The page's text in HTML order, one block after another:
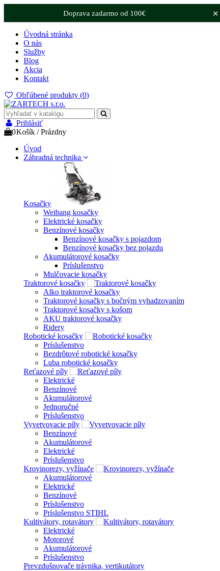
×
Doprava zadarmo od 100€
Úvodná stránka
O nás
Služby
Blog
Akcia
Kontakt
Obľúbené produkty (0)
Prihlásiť
0Košík /Prázdny
Úvod
Záhradná technika
Kosačky
Weibang kosačky
Elektrické kosačky
Benzínové kosačky
Benzínové kosačky s pojazdom
Benzínové kosačky bez pojazdu
Akumulátorové kosačky
Príslušenstvo
Mulčovacie kosačky
Traktorové kosačky
Alko traktorové kosačky
Traktorové kosačky s bočným vyhadzovaním
Traktorové kosačky s košom
AKU traktorové kosačky
Ridery
Robotické kosačky
Príslušenstvo
Bezdrôtové robotické kosačky
Luba robotické kosačky
Reťazové píly
Elektrické
Benzínové
Akumulátorové
Jednoručné
Príslušenstvo
Vyvetvovacie píly
Benzínové
Akumulátorové
Elektrické
Príslušenstvo
Krovinorezy, vyžínače
Akumulátorové
Elektrické
Benzínové
Príslušenstvo
Príslušenstvo STIHL
Kultivátory, rotavátory
Elektrické
Motorové
Akumulátorové
Príslušenstvo
Prevzdušnovače trávnika, vertikutátory